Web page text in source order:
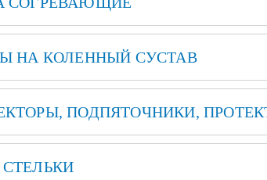
НА КОЛЕННЫЙ СУСТАВ
ПОДПЯТОЧНИКИ,